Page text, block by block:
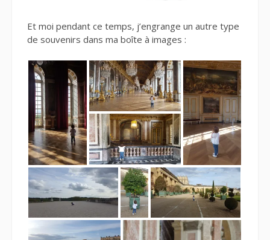
Et moi pendant ce temps, j’engrange un autre type
de souvenirs dans ma boîte à images :